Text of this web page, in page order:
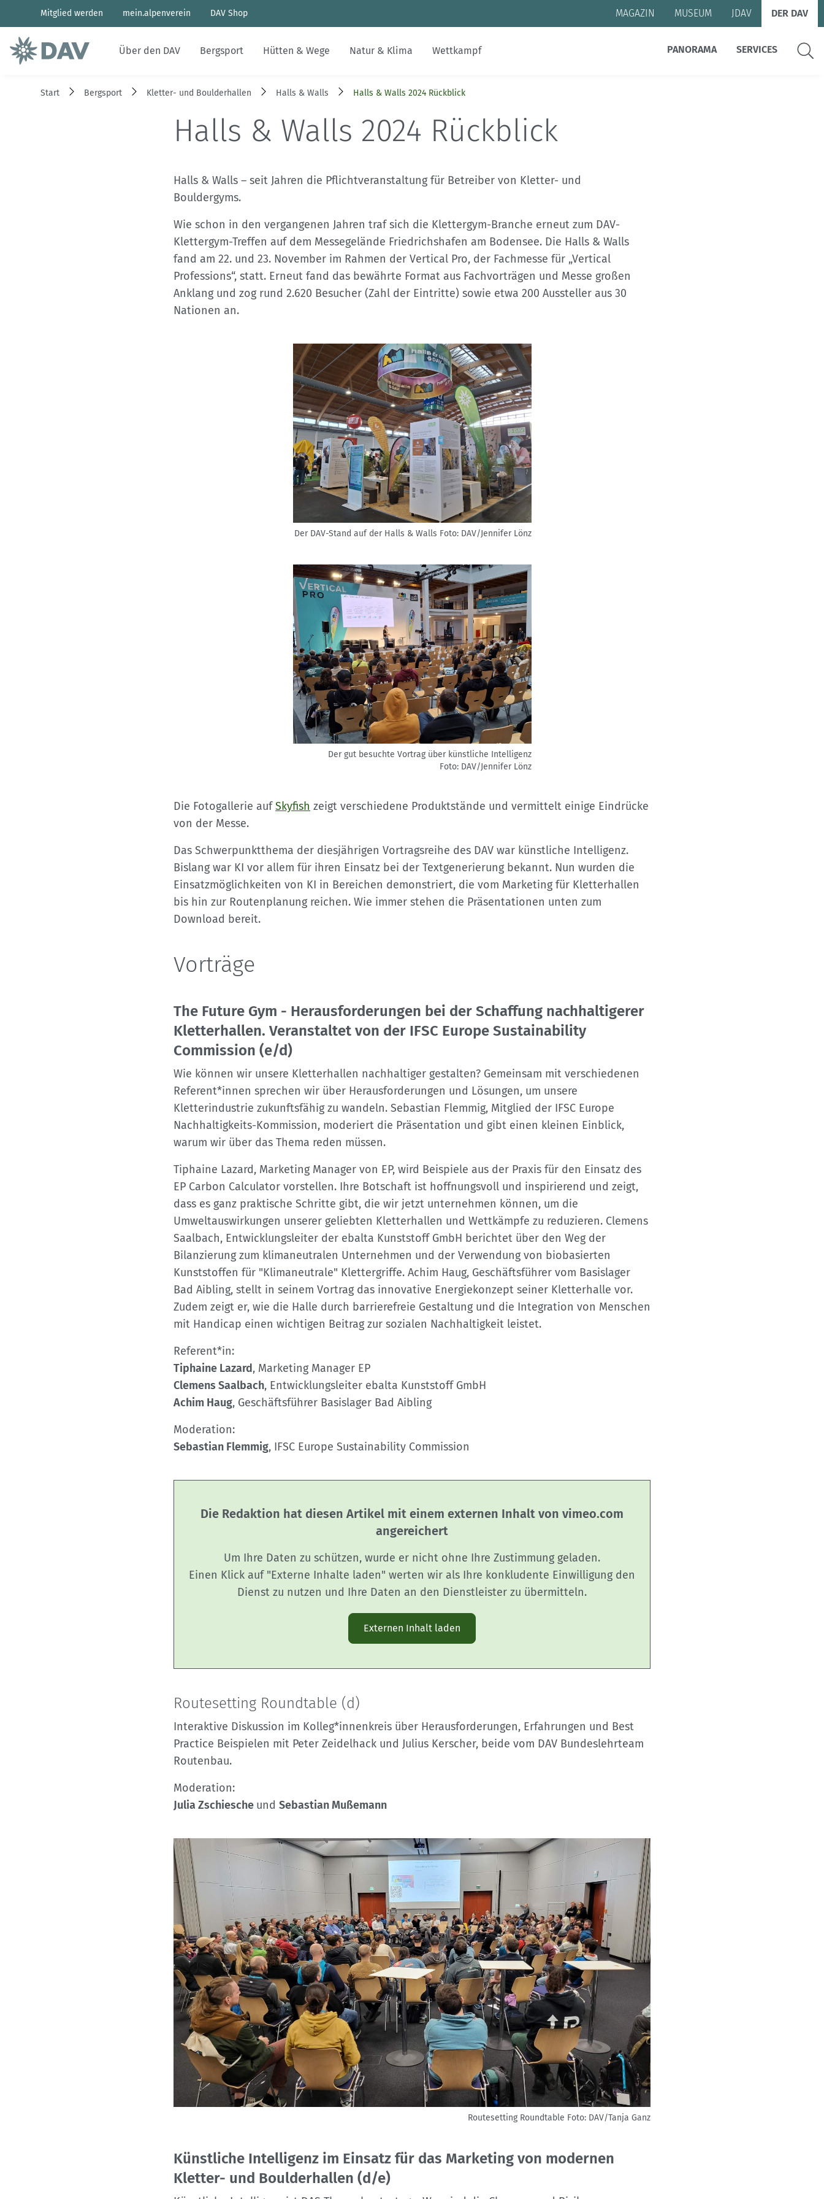
Mitglied werden mein.alpenverein DAV Shop MAGAZIN MUSEUM JDAV DER DAV
Über den DAV
Sponsoren und Partner
Digitalisierung im DAV
Kontakt
Bergsport
Bildung
Leistungsbergsteigen
Hütten & Wege
Kartographie
Natur & Klima
Nachhaltigkeit & Klimaschutz
Erhalt unerschlossener Räume
Naturschutzverfahren
Wettkampf PANORAMA
Geschichten von draußen
FAQs
Mediadaten
SERVICES
Last-Minute-Hüttenbett
DAV-Felsinfo
Notruf
Versicherungen
Sektionensuche
Suche
Start Bergsport Kletter- und Boulderhallen Halls & Walls Halls & Walls 2024 Rückblick
Halls & Walls 2024 Rückblick
Halls & Walls – seit Jahren die Pflichtveranstaltung für Betreiber von Kletter- und
Bouldergyms.
Wie schon in den vergangenen Jahren traf sich die Klettergym-Branche erneut zum DAV-
Klettergym-Treffen auf dem Messegelände Friedrichshafen am Bodensee. Die Halls & Walls
fand am 22. und 23. November im Rahmen der Vertical Pro, der Fachmesse für „Vertical
Professions“, statt. Erneut fand das bewährte Format aus Fachvorträgen und Messe großen
Anklang und zog rund 2.620 Besucher (Zahl der Eintritte) sowie etwa 200 Aussteller aus 30
Nationen an.
Der DAV-Stand auf der Halls & Walls Foto: DAV/Jennifer Lönz
Der gut besuchte Vortrag über künstliche Intelligenz
Foto: DAV/Jennifer Lönz
Die Fotogallerie aufSkyfish zeigt verschiedene Produktstände und vermittelt einige Eindrücke
von der Messe.
Das Schwerpunktthema der diesjährigen Vortragsreihe des DAV war künstliche Intelligenz.
Bislang war KI vor allem für ihren Einsatz bei der Textgenerierung bekannt. Nun wurden die
Einsatzmöglichkeiten von KI in Bereichen demonstriert, die vom Marketing für Kletterhallen
bis hin zur Routenplanung reichen. Wie immer stehen die Präsentationen unten zum
Download bereit.
Vorträge
The Future Gym - Herausforderungen bei der Schaffung nachhaltigerer
Kletterhallen. Veranstaltet von der IFSC Europe Sustainability
Commission (e/d)
Wie können wir unsere Kletterhallen nachhaltiger gestalten? Gemeinsam mit verschiedenen
Referent*innen sprechen wir über Herausforderungen und Lösungen, um unsere
Kletterindustrie zukunftsfähig zu wandeln. Sebastian Flemmig, Mitglied der IFSC Europe
Nachhaltigkeits-Kommission, moderiert die Präsentation und gibt einen kleinen Einblick,
warum wir über das Thema reden müssen.
Tiphaine Lazard, Marketing Manager von EP, wird Beispiele aus der Praxis für den Einsatz des
EP Carbon Calculator vorstellen. Ihre Botschaft ist hoffnungsvoll und inspirierend und zeigt,
dass es ganz praktische Schritte gibt, die wir jetzt unternehmen können, um die
Umweltauswirkungen unserer geliebten Kletterhallen und Wettkämpfe zu reduzieren. Clemens
Saalbach, Entwicklungsleiter der ebalta Kunststoff GmbH berichtet über den Weg der
Bilanzierung zum klimaneutralen Unternehmen und der Verwendung von biobasierten
Kunststoffen für "Klimaneutrale" Klettergriffe. Achim Haug, Geschäftsführer vom Basislager
Bad Aibling, stellt in seinem Vortrag das innovative Energiekonzept seiner Kletterhalle vor.
Zudem zeigt er, wie die Halle durch barrierefreie Gestaltung und die Integration von Menschen
mit Handicap einen wichtigen Beitrag zur sozialen Nachhaltigkeit leistet.
Referent*in:
Tiphaine Lazard, Marketing Manager EP
Clemens Saalbach, Entwicklungsleiter ebalta Kunststoff GmbH
Achim Haug, Geschäftsführer Basislager Bad Aibling
Moderation:
Sebastian Flemmig, IFSC Europe Sustainability Commission
Die Redaktion hat diesen Artikel mit einem externen Inhalt von vimeo.com
angereichert
Um Ihre Daten zu schützen, wurde er nicht ohne Ihre Zustimmung geladen.
Einen Klick auf "Externe Inhalte laden" werten wir als Ihre konkludente Einwilligung den
Dienst zu nutzen und Ihre Daten an den Dienstleister zu übermitteln.
Externen Inhalt laden
Routesetting Roundtable (d)
Interaktive Diskussion im Kolleg*innenkreis über Herausforderungen, Erfahrungen und Best
Practice Beispielen mit Peter Zeidelhack und Julius Kerscher, beide vom DAV Bundeslehrteam
Routenbau.
Moderation:
Julia Zschiesche und Sebastian Mußemann
Routesetting Roundtable Foto: DAV/Tanja Ganz
Künstliche Intelligenz im Einsatz für das Marketing von modernen
Kletter- und Boulderhallen (d/e)